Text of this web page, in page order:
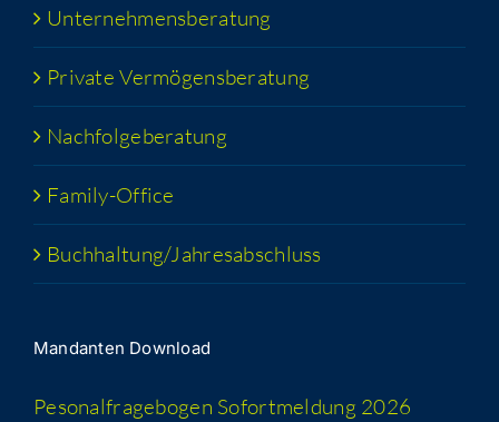
Unter­neh­mens­be­ra­tung
Pri­va­te Vermögensberatung
Nach­fol­ge­be­ra­tung
Fami­­ly-Office
Buchhaltung/​​Jahresabschluss
Man­dan­ten Download
Peso­nal­fra­ge­bo­gen Sofort­mel­dung 2026